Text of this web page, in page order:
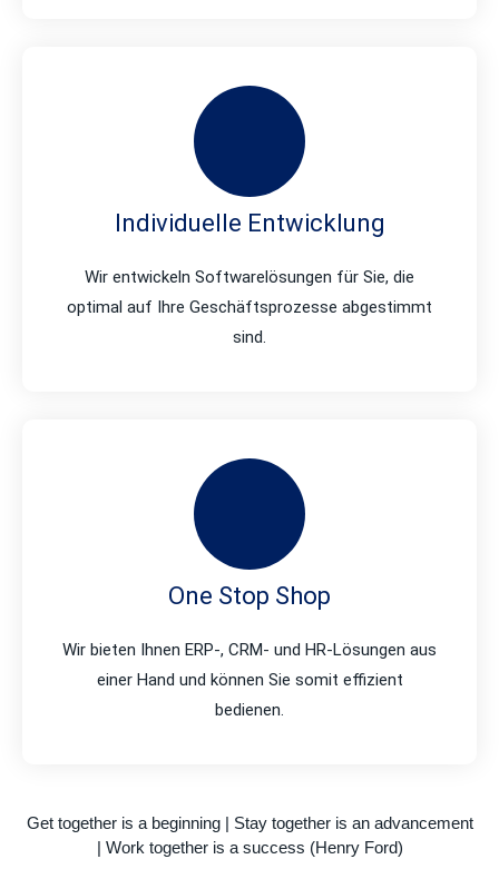
Individuelle Entwicklung
Wir entwickeln Softwarelösungen für Sie, die
optimal auf Ihre Geschäftsprozesse abgestimmt
sind.
One Stop Shop
Wir bieten Ihnen ERP-, CRM- und HR-Lösungen aus
einer Hand und können Sie somit effizient
bedienen.
Get together is a beginning | Stay together is an advancement
| Work together is a success (Henry Ford)